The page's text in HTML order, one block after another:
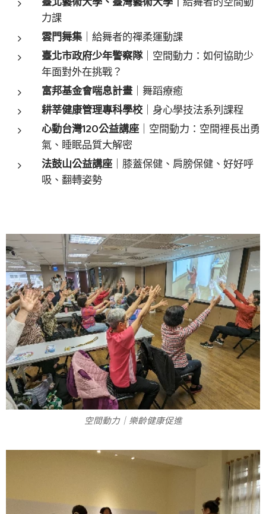
力課
雲門舞集 ｜給舞者的禪柔運動課
臺北市政府少年警察隊｜空間動力：如何協助少
年面對外在挑戰？
富邦基金會喘息計畫 ｜舞蹈療癒
耕莘健康管理專科學校 ｜身心學技法系列課程
心動台灣120公益講座 ｜空間動力：空間裡長出勇
氣、睡眠品質大解密
法鼓山公益講座 ｜膝蓋保健、肩膀保健、好好呼
吸、翻轉姿勢
空間動力｜樂齡健康促進